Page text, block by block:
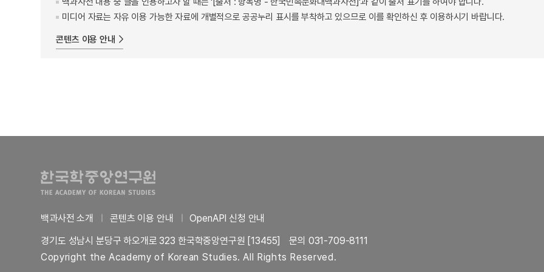
미디어 자료는 자유 이용 가능한 자료에 개별적으로 공공누리 표시를 부착하고 있으므로 이를 확인하신 후 이용하시기 바랍니다.
콘텐츠 이용 안내
백과사전 소개 콘텐츠 이용 안내
OpenAPI 신청 안내
경기도 성남시 분당구 하오개로 323 한국학중앙연구원 [13455]
문의 031-709-8111
Copyright the Academy of Korean Studies. All Rights Reserved.